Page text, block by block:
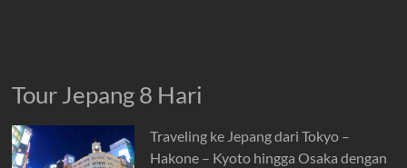
Tour Jepang 8 Hari
Traveling ke Jepang dari Tokyo –
Hakone – Kyoto hingga Osaka dengan